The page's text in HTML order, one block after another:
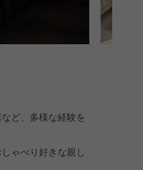
ど、多様な経験を
ゃべり好きな親し